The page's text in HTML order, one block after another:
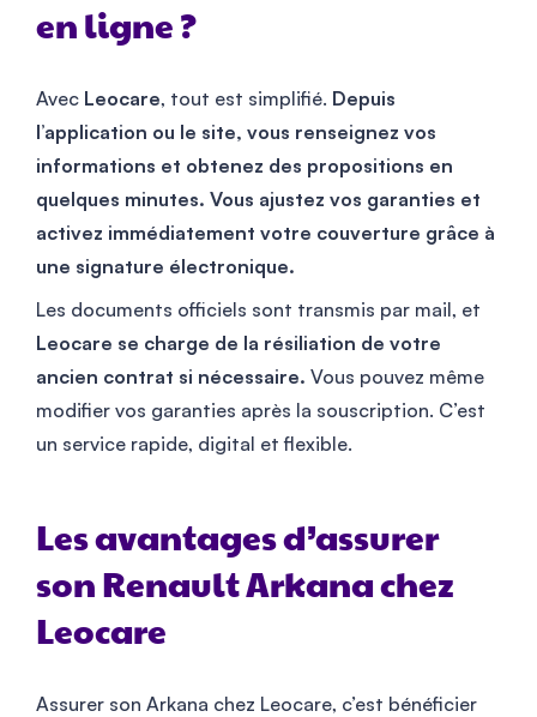
en ligne ?
Avec Leocare, tout est simplifié. Depuis
l’application ou le site, vous renseignez vos
informations et obtenez des propositions en
quelques minutes. Vous ajustez vos garanties et
activez immédiatement votre couverture grâce à
une signature électronique.
Les documents officiels sont transmis par mail, et
Leocare se charge de la résiliation de votre
ancien contrat si nécessaire. Vous pouvez même
modifier vos garanties après la souscription. C’est
un service rapide, digital et flexible.
Les avantages d’assurer
son Renault Arkana chez
Leocare
Assurer son Arkana chez Leocare, c’est bénéficier